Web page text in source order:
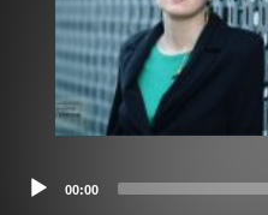
Audio
Player
00:00